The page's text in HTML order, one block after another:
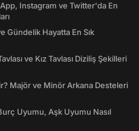
Instagram ve Twitter'da En
Gündelik Hayatta En Sık
ve Kız Tavlası Diziliş Şekilleri
Majör ve Minör Arkana Desteleri
Uyumu, Aşk Uyumu Nasıl